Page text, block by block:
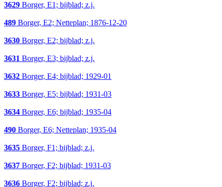
3629 Borger, E1; bijblad; z.j.
489 Borger, E2; Netteplan; 1876-12-20
3630 Borger, E2; bijblad; z.j.
3631 Borger, E3; bijblad; z.j.
3632 Borger, E4; bijblad; 1929-01
3633 Borger, E5; bijblad; 1931-03
3634 Borger, E6; bijblad; 1935-04
490 Borger, E6; Netteplan; 1935-04
3635 Borger, F1; bijblad; z.j.
3637 Borger, F2; bijblad; 1931-03
3636 Borger, F2; bijblad; z.j.